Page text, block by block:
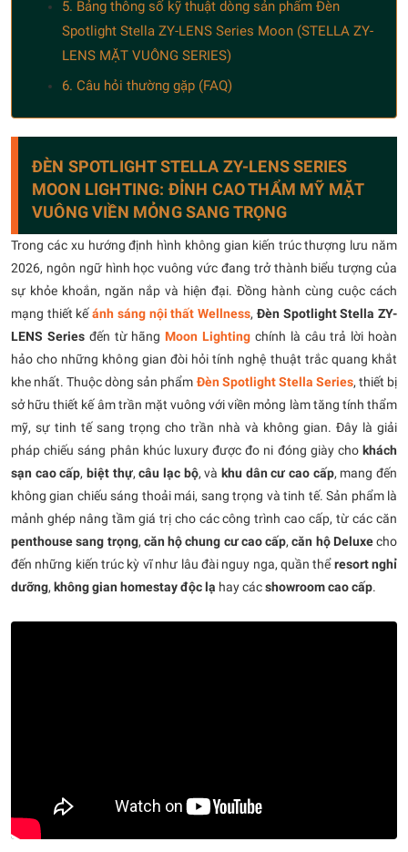
5. Bảng thông số kỹ thuật dòng sản phẩm Đèn
Spotlight Stella ZY-LENS Series Moon (STELLA ZY-
LENS MẶT VUÔNG SERIES)
6. Câu hỏi thường gặp (FAQ)
ĐÈN SPOTLIGHT STELLA ZY-LENS SERIES
MOON LIGHTING: ĐỈNH CAO THẨM MỸ MẶT
VUÔNG VIỀN MỎNG SANG TRỌNG
Trong các xu hướng định hình không gian kiến trúc thượng lưu năm
2026, ngôn ngữ hình học vuông vức đang trở thành biểu tượng của
sự khỏe khoắn, ngăn nắp và hiện đại. Đồng hành cùng cuộc cách
mạng thiết kếánh sáng nội thất Wellness, Đèn Spotlight Stella ZY-
LENS Seriesđến từ hãngMoon Lighting chính là câu trả lời hoàn
hảo cho những không gian đòi hỏi tính nghệ thuật trắc quang khắt
khe nhất. Thuộc dòng sản phẩm Đèn Spotlight Stella Series, thiết bị
sở hữu thiết kế âm trần mặt vuông với viền mỏng làm tăng tính thẩm
mỹ, sự tinh tế sang trọng cho trần nhà và không gian. Đây là giải
pháp chiếu sáng phân khúc luxury được đo ni đóng giày cho khách
sạn cao cấp,biệt thự,câu lạc bộ, vàkhu dân cư cao cấp, mang đến
không gian chiếu sáng thoải mái, sang trọng và tinh tế. Sản phẩm là
mảnh ghép nâng tầm giá trị cho các công trình cao cấp, từ các căn
penthouse sang trọng, căn hộ chung cư cao cấp,căn hộ Deluxecho
đến những kiến trúc kỳ vĩ như lâu đài nguy nga, quần thểresort nghỉ
dưỡng, không gian homestay độc lạ hay cácshowroom cao cấp.